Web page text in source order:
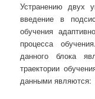
Устранению двух
введение в
обучения
процесса
данного блока
траектории
данными являются: